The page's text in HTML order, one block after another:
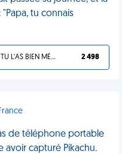
tu connais
TU L'AS BIEN MÉRITÉ 2 498
de téléphone portable
capturé Pikachu.